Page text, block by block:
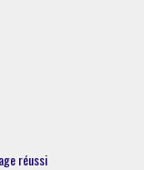
réussi